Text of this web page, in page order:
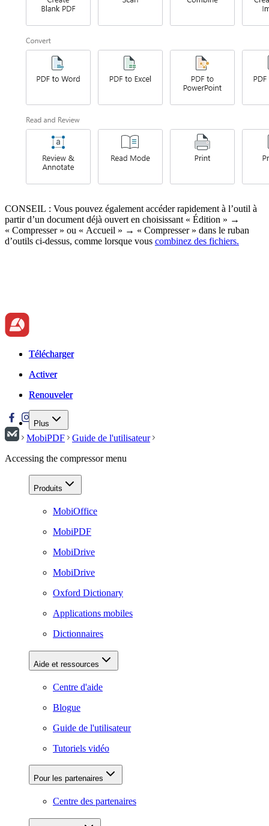
CONSEIL : Vous pouvez également accéder rapidement à l’outil à
partir d’un document déjà ouvert en choisissant « Édition » →
« Compresser » ou « Accueil » → « Compresser » dans le ruban
d’outils ci-dessus, comme lorsque vous combinez des fichiers.
Télécharger
Activer
Renouveler
Plus
Télécharger
Activer
Renouveler
MobiPDF
Guide de l'utilisateur
Accessing the compressor menu
Produits
MobiOffice
MobiPDF
MobiDrive
MobiDrive
Oxford Dictionary
Applications mobiles
Dictionnaires
Aide et ressources
Centre d'aide
Blogue
Guide de l'utilisateur
Tutoriels vidéo
Pour les partenaires
Centre des partenaires